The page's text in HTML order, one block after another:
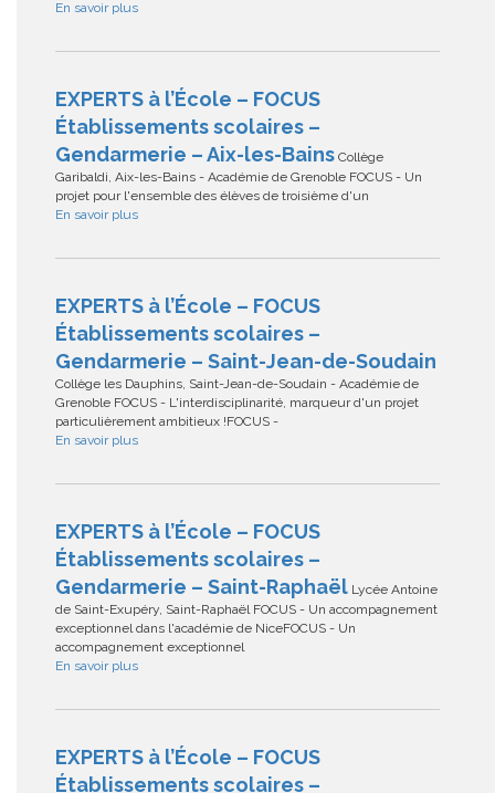
En savoir plus
EXPERTS à l’École – FOCUS
Établissements scolaires –
Gendarmerie – Aix-les-Bains Collège
Garibaldi, Aix-les-Bains - Académie de Grenoble FOCUS - Un
projet pour l'ensemble des élèves de troisième d'un
En savoir plus
EXPERTS à l’École – FOCUS
Établissements scolaires –
Gendarmerie – Saint-Jean-de-Soudain
Collège les Dauphins, Saint-Jean-de-Soudain - Académie de
Grenoble FOCUS - L'interdisciplinarité, marqueur d'un projet
particulièrement ambitieux !FOCUS -
En savoir plus
EXPERTS à l’École – FOCUS
Établissements scolaires –
Gendarmerie – Saint-Raphaël Lycée Antoine
de Saint-Exupéry, Saint-Raphaël FOCUS - Un accompagnement
exceptionnel dans l'académie de NiceFOCUS - Un
accompagnement exceptionnel
En savoir plus
EXPERTS à l’École – FOCUS
Établissements scolaires –